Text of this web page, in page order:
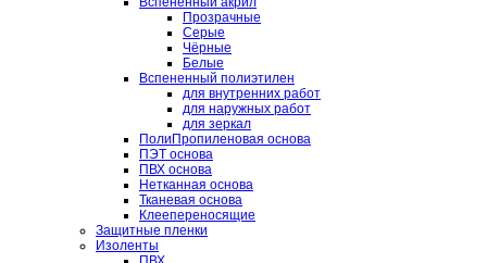
Прозрачные
Серые
Чёрные
Белые
Вспененный полиэтилен
для внутренних работ
для наружных работ
для зеркал
ПолиПропиленовая основа
ПЭТ основа
ПВХ основа
Нетканная основа
Тканевая основа
Клеепереносящие
Защитные пленки
Изоленты